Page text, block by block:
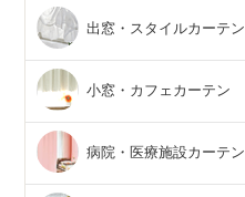
出窓・スタイルカーテン
小窓・カフェカーテン
病院・医療施設カーテン